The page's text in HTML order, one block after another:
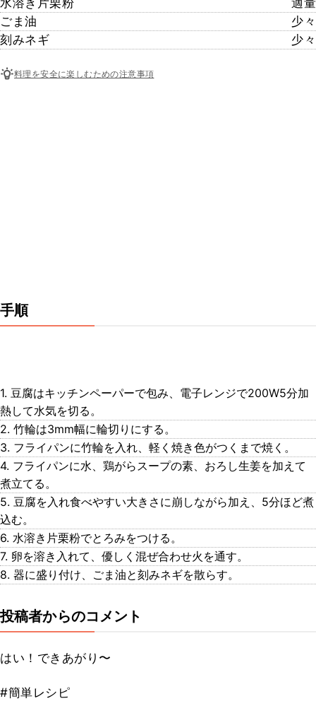
水溶き片栗粉
適量
ごま油
少々
刻みネギ
少々
料理を安全に楽しむための注意事項
手順
1. 豆腐はキッチンペーパーで包み、電子レンジで200W5分加
熱して水気を切る。
2. 竹輪は3mm幅に輪切りにする。
3. フライパンに竹輪を入れ、軽く焼き色がつくまで焼く。
4. フライパンに水、鶏がらスープの素、おろし生姜を加えて
煮立てる。
5. 豆腐を入れ食べやすい大きさに崩しながら加え、5分ほど煮
込む。
6. 水溶き片栗粉でとろみをつける。
7. 卵を溶き入れて、優しく混ぜ合わせ火を通す。
8. 器に盛り付け、ごま油と刻みネギを散らす。
投稿者からのコメント
はい！できあがり〜
#簡単レシピ